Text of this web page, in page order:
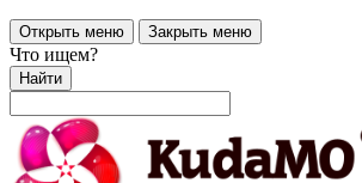
Открыть меню Закрыть меню
Что ищем?
Найти